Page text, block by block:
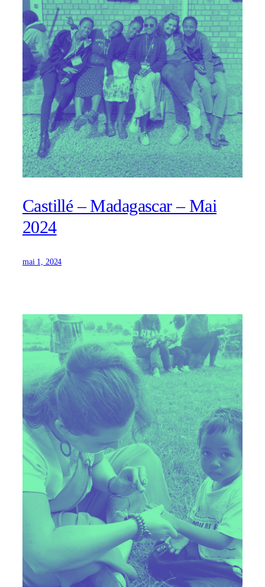
Castillé – Madagascar – Mai
2024
mai 1, 2024